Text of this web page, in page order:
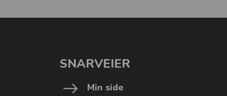
SNARVEIER
Min side